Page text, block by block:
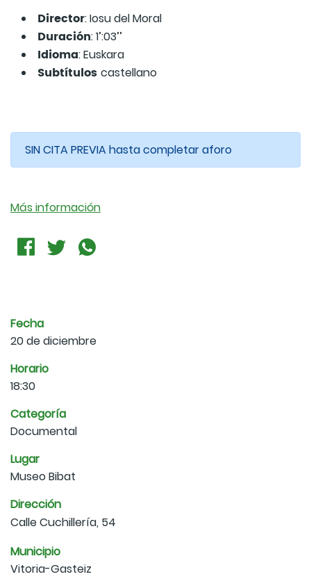
Director: Iosu del Moral
Duración: 1’:03’’
Idioma: Euskara
Subtítulos castellano
SIN CITA PREVIA hasta completar aforo
Más información
Fecha
20 de diciembre
Horario
18:30
Categoría
Documental
Lugar
Museo Bibat
Dirección
Calle Cuchillería, 54
Municipio
Vitoria-Gasteiz